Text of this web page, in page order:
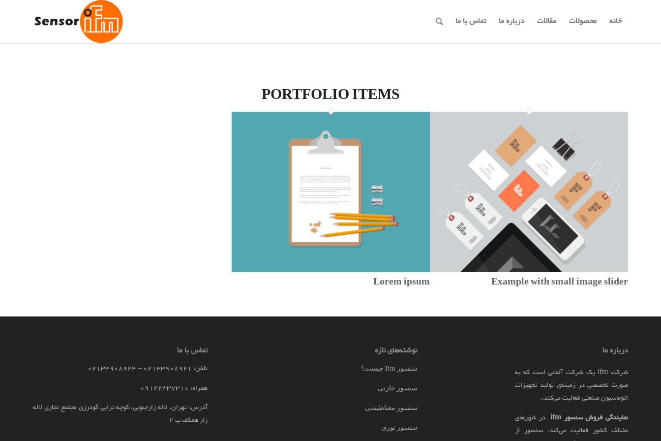
خانه محصولات مقالات درباره ما تماس با ما
PORTFOLIO ITEMS
Example with small image slider
Lorem ipsum
درباره ما
شرکت ifm یک شرکت آلمانی است که به
صورت تخصصی در زمینه‌ی تولید تجهیزات
اتوماسیون صنعتی فعالیت می‌کند،.
نمایندگی فروش سنسور
در شهرهای
مختلف کشور فعالیت می‌کند. سنسور از
نوشته‌های تازه
سنسور Ifm چیست؟
سنسور خازنی
سنسور مغناطیسی
سنسور نوری
تماس با ما
تلفن: 02133908921 – 02133908924
همراه: 09122337310
آدرس: تهران، لاله زارجنوبی، کوچه ترابی گودرزی مجتمع تجاری لاله
زار همکف پ 2